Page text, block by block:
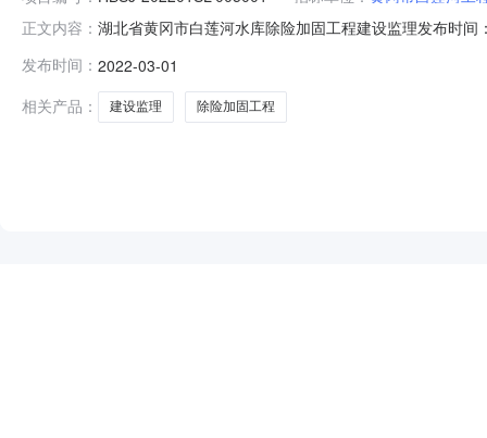
正文内容： 湖北省黄冈市白莲河水库除险加固工程建设监理发布时
工程建设监理（标段名称）于2022年02月25日在湖北省
发布时间： 2022-03-01
相关产品：
建设监理 除险加固工程